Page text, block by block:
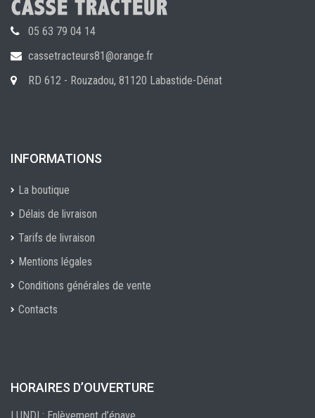
05 63 79 04 14
cassetracteurs81@orange.fr
RD 612 - Rouzadou, 81120 Labastide-Dénat
INFORMATIONS
La boutique
Délais de livraison
Tarifs de livraison
Mentions légales
Conditions générales de vente
Contacts
HORAIRES D’OUVERTURE
LUNDI : Enlèvement d’épave